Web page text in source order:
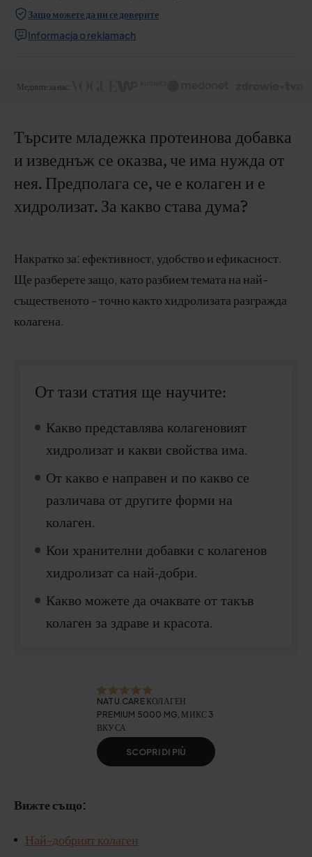
Защо можете да ни се доверите
Informacja o reklamach
Медиите за нас:
Търсите младежка протеинова добавка
и изведнъж се оказва, че има нужда от
нея. Предполага се, че е колаген и е
хидролизат. За какво става дума?
Накратко за: ефективност, удобство и ефикасност.
Ще разберете защо, като разбием темата на най-
същественото - точно както хидролизата разгражда
колагена.
От тази статия ще научите:
Какво представлява колагеновият
хидролизат и какви свойства има.
От какво е направен и по какво се
различава от другите форми на
колаген.
Кои хранителни добавки с колагенов
хидролизат са най-добри.
Какво можете да очаквате от такъв
колаген за здраве и красота.
NATU.CARE КОЛАГЕН
PREMIUM 5000 MG, МИКС 3
ВКУСА
SCOPRI DI PIÙ
Вижте също:
Най-добрият колаген